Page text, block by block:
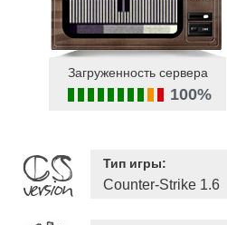
Загруженность сервера
100%
Тип игры:
Counter-Strike 1.6